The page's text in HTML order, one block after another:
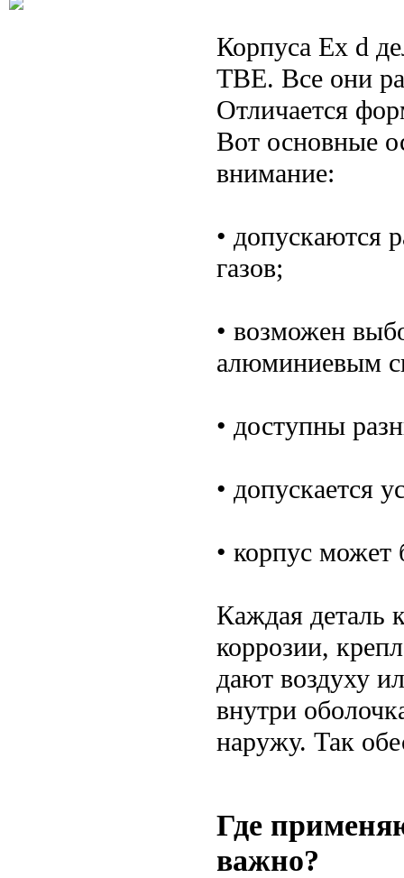
Корпуса Ex d
TBE. Все они
Отличается
Вот основные
внимание:
• допускаются
газов;
• возможен
алюминиевым
• доступны
• допускается
• корпус
Каждая деталь
коррозии,
дают воздуху
внутри
наружу. Так
Где
важно?